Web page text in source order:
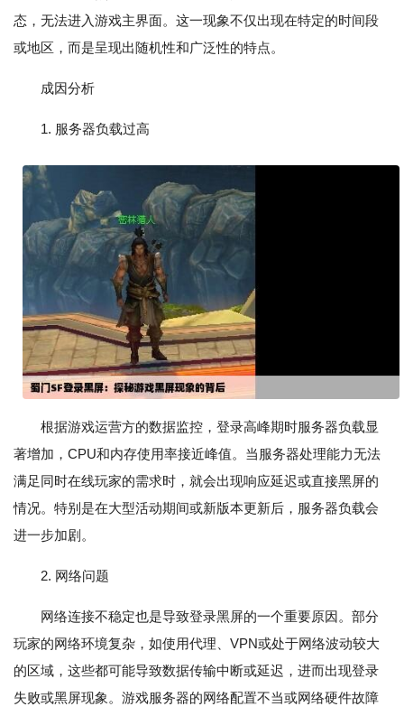
态，无法进入游戏主界面。这一现象不仅出现在特定的时间段
或地区，而是呈现出随机性和广泛性的特点。
成因分析
1. 服务器负载过高
根据游戏运营方的数据监控，登录高峰期时服务器负载显
著增加，CPU和内存使用率接近峰值。当服务器处理能力无法
满足同时在线玩家的需求时，就会出现响应延迟或直接黑屏的
情况。特别是在大型活动期间或新版本更新后，服务器负载会
进一步加剧。
2. 网络问题
网络连接不稳定也是导致登录黑屏的一个重要原因。部分
玩家的网络环境复杂，如使用代理、VPN或处于网络波动较大
的区域，这些都可能导致数据传输中断或延迟，进而出现登录
失败或黑屏现象。游戏服务器的网络配置不当或网络硬件故障